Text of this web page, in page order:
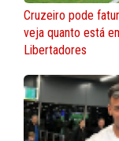
Cruzeiro pode
veja quanto está
Libertadores